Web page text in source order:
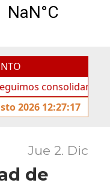
al BTF
2026 12:27:17
Jue 2. Dic
de